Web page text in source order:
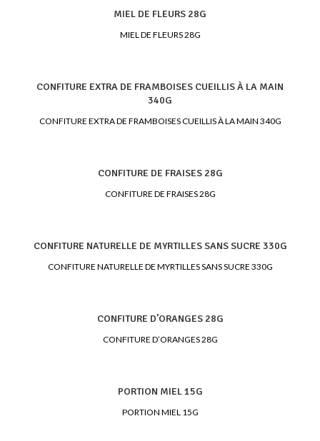
MIEL DE FLEURS 28G
MIEL DE FLEURS 28G
CONFITURE EXTRA DE FRAMBOISES CUEILLIS À LA MAIN
340G
CONFITURE EXTRA DE FRAMBOISES CUEILLIS À LA MAIN 340G
CONFITURE DE FRAISES 28G
CONFITURE DE FRAISES 28G
CONFITURE NATURELLE DE MYRTILLES SANS SUCRE 330G
CONFITURE NATURELLE DE MYRTILLES SANS SUCRE 330G
CONFITURE D’ORANGES 28G
CONFITURE D’ORANGES 28G
PORTION MIEL 15G
PORTION MIEL 15G